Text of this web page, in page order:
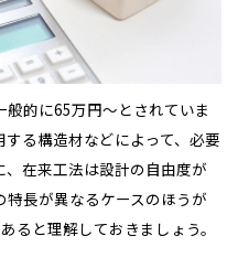
的に65万円～とされていま
る構造材などによって、必要
在来工法は設計の自由度が
長が異なるケースのほうが
ると理解しておきましょう。